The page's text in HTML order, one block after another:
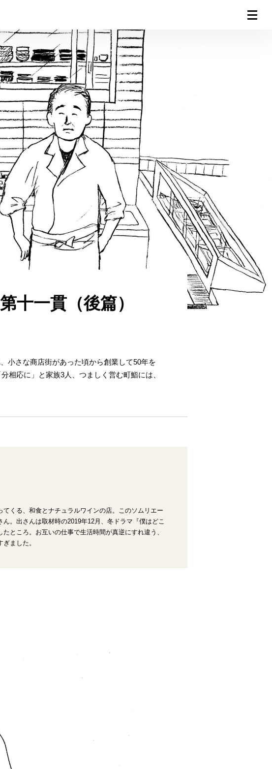
十一貫（後篇）
小さな商店街があった頃から創業して50年を
相応に」と家族3人、つましく営む町鮨には、
くる、和食とナチュラルワインの店。このソムリエー
。出さんは取材時の2019年12月、冬ドラマ『僕はどこ
ところ。お互いの仕事で生活時間が真逆にすれ違う、
ました。